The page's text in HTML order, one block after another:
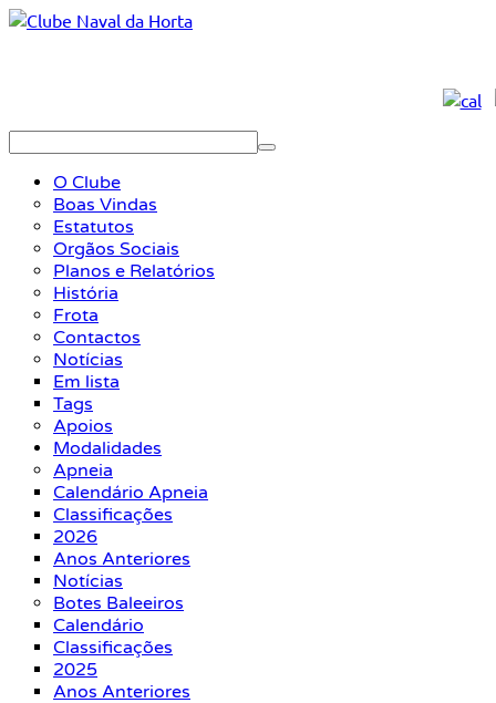
O Clube
Boas Vindas
Estatutos
Orgãos Sociais
Planos e Relatórios
História
Frota
Contactos
Notícias
Em lista
Tags
Apoios
Modalidades
Apneia
Calendário Apneia
Classificações
2026
Anos Anteriores
Notícias
Botes Baleeiros
Calendário
Classificações
2025
Anos Anteriores